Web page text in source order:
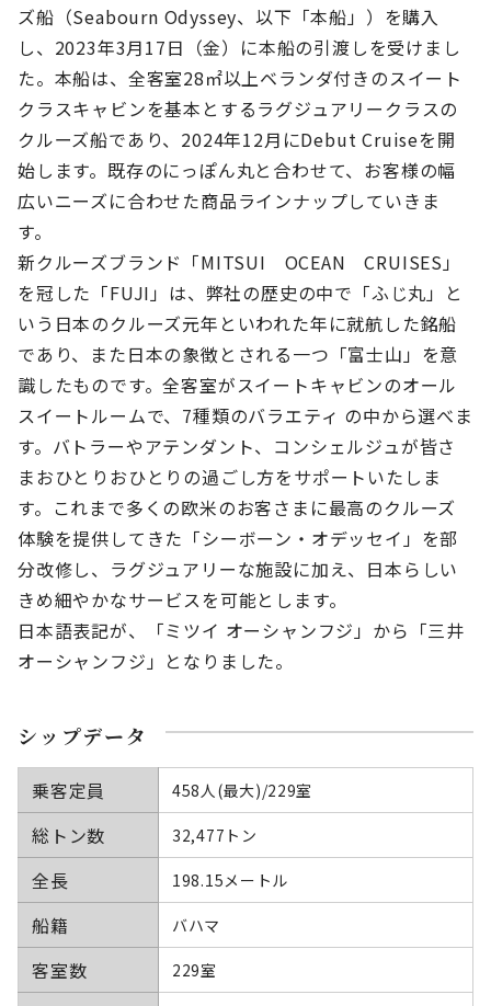
ズ船（Seabourn Odyssey、以下「本船」）を購入
し、2023年3月17日（金）に本船の引渡しを受けまし
た。本船は、全客室28㎡以上ベランダ付きのスイート
クラスキャビンを基本とするラグジュアリークラスの
クルーズ船であり、2024年12月にDebut Cruiseを開
始します。 既存のにっぽん丸と合わせて、お客様の幅
広いニーズに合わせた商品ラインナップしていきま
す。
新クルーズブランド「MITSUI OCEAN CRUISES」
を冠した「FUJI」は、弊社の歴史の中で「ふじ丸」と
いう日本のクルーズ元年といわれた年に就航した銘船
であり、また日本の象徴とされる一つ「富士山」を意
識したものです。全客室がスイートキャビンのオール
スイートルームで、7種類のバラエティ の中から選べま
す。バトラーやアテンダント、コンシェルジュが皆さ
まおひとりおひとりの過ごし方をサポートいたしま
す。これまで多くの欧米のお客さまに最高のクルーズ
体験を提供してきた「シーボーン・オデッセイ」を部
分改修し、ラグジュアリーな施設に加え、日本らしい
きめ細やかなサービスを可能とします。
日本語表記が、「ミツイ オーシャンフジ」から「三井
オーシャンフジ」となりました。
シップデータ
乗客定員 458人(最大)/229室
総トン数 32,477トン
全長 198.15メートル
船籍 バハマ
客室数 229室